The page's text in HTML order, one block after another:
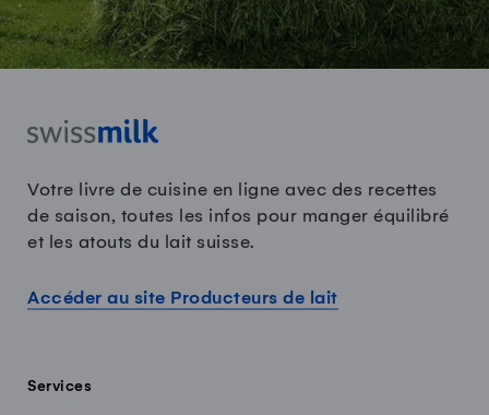
Votre livre de cuisine en ligne avec des recettes
de saison, toutes les infos pour manger équilibré
et les atouts du lait suisse.
Accéder au site Producteurs de lait
Services